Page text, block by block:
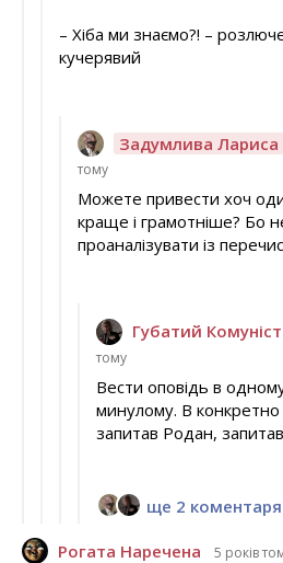
– Хіба ми знаємо?! –
кучерявий
Задумлива Лариса
тому
Можете привести хоч
краще і грамотніше? Бо
проаналізувати із
Губатий Комуніст
тому
Вести оповідь в
минулому. В
запитав Родан, запитав
ще 2 коментаря
Рогата Наречена 5 років